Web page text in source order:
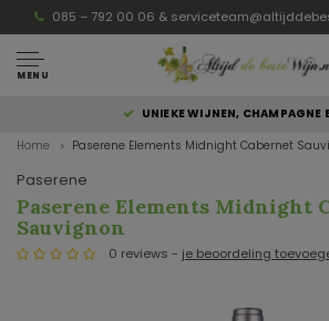
085 – 792 00 06 &
MENU
UNIEKE WIJNEN, CHAMPAGNE
Home Paserene Elements Midnight Cabernet
Paserene
Paserene Elements Midnight
Sauvignon
0 reviews - je beoordeling